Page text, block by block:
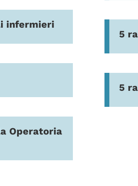
infermieri
Operatoria
5
5